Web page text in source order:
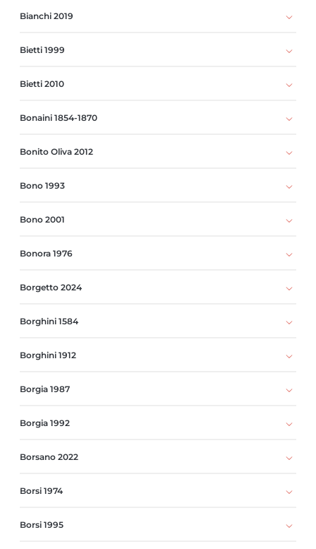
Bianchi 2019
Bietti 1999
Bietti 2010
Bonaini 1854-1870
Bonito Oliva 2012
Bono 1993
Bono 2001
Bonora 1976
Borgetto 2024
Borghini 1584
Borghini 1912
Borgia 1987
Borgia 1992
Borsano 2022
Borsi 1974
Borsi 1995